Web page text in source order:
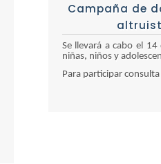
Campaña de
Se llevará a cabo el
niñas, niños y
Para participar